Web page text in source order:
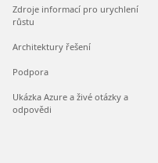
Zdroje informací pro urychlení
růstu
Architektury řešení
Podpora
Ukázka Azure a živé otázky a
odpovědi